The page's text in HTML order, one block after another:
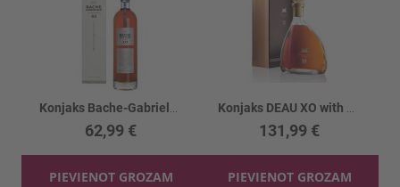
62,99 €
PIEVIENOT GROZAM
131,99 €
PIEVIENOT GROZAM